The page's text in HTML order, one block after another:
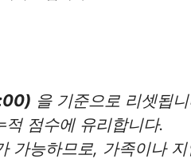
을 기준으로 리셋됩
점수에 유리합니다.
가능하므로, 가족이나